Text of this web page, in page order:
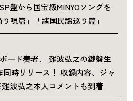
盤から国宝級MINYOソングを
唄篇」「諸国民謡巡り篇」
ード奏者、 難波弘之の鍵盤生
時リリース！ 収録内容、ジャ
波弘之本人コメントも到着